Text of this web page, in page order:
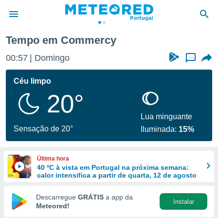
da
foi
fornecidas
a este
das
e
forma
digital
Tempo em Commercy
00:57 Domingo ...
Céu limpo
20°
Sensação de 20°
Lua minguante
Iluminada: 15%
Última hora
40 ºC à vista em Portugal na próxima semana:
calor intensifica a partir de quarta, 12 de agosto
Descarregue GRÁTIS a app da
Meteored!
Instalar